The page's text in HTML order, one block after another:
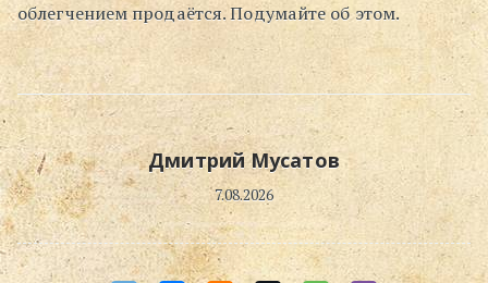
облегчением продаётся. Подумайте об этом.
Дмитрий Мусатов
7.08.2026